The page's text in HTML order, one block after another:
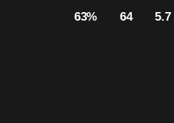
5.7
64
63%